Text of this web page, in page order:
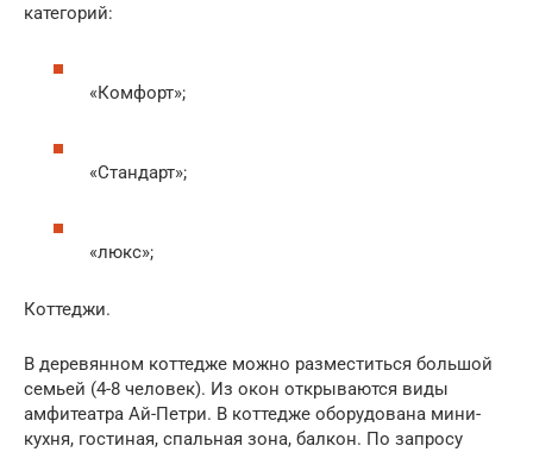
категорий:
«Комфорт»;
«Стандарт»;
«люкс»;
Коттеджи.
В деревянном коттедже можно разместиться большой
семьей (4-8 человек). Из окон открываются виды
амфитеатра Ай-Петри. В коттедже оборудована мини-
кухня, гостиная, спальная зона, балкон. По запросу